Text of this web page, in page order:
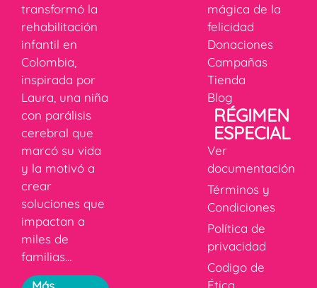
transformó la
rehabilitación
infantil en
Colombia,
inspirada por
Laura, una niña
con parálisis
cerebral que
marcó su vida
y la motivó a
crear
soluciones que
impactan a
miles de
familias…
mágica de la
felicidad
Donaciones
Campañas
Tienda
Blog
RÉGIMEN
ESPECIAL
Ver
documentación
Términos y
Condiciones
Política de
privacidad
Codigo de
Ética